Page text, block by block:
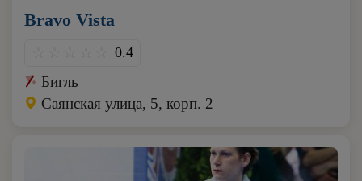
Bravo Vista
0.4
Бигль
Саянская улица, 5, корп. 2